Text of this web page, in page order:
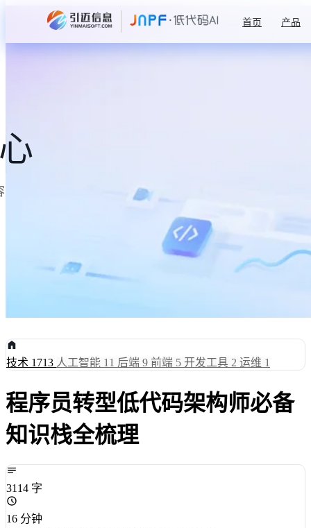
首页 产品
技术 1713 人工智能 11 后端 9 前端 5 开发工具 2 运维 1
程序员转型低代码架构师必备
知识栈全梳理
3114 字
16 分钟